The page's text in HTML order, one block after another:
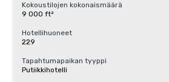
Kokoustilojen kokonaismäärä
9 000 ft²
Hotellihuoneet
229
Tapahtumapaikan tyyppi
Putiikkihotelli